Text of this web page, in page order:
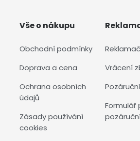
Vše o nákupu
Obchodní podmínky
Doprava a cena
Ochrana osobních
údajů
Zásady používání
cookies
Vrácení
Formulář